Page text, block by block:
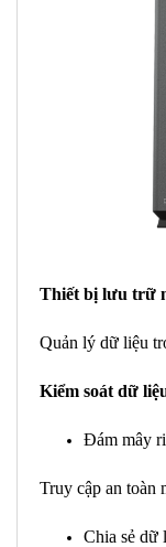
Thiết bị lưu trữ
Quản lý dữ liệu
Kiểm soát dữ
Đám mây
Truy cập an toàn
Chia sẻ dữ